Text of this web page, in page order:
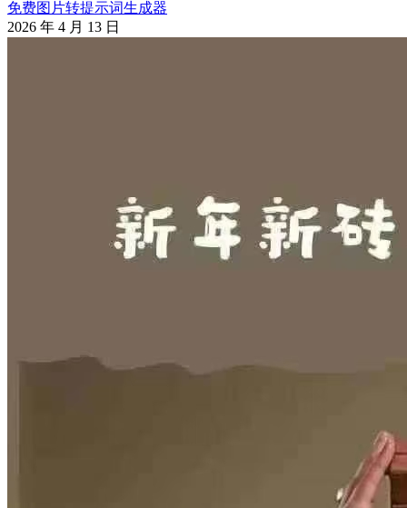
免费图片转提示词生成器
2026 年 4 月 13 日